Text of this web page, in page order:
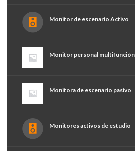
Monitor de escenario Activo
Monitor personal multifunción
Monitora de escenario pasivo
Monitores activos de estudio